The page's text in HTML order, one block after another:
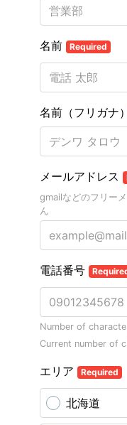
名前 Required
名前（フリガナ）
メールアドレス
gmailなどのフリー
ん
電話番号
Number of
Current number of
エリア Required
北海道